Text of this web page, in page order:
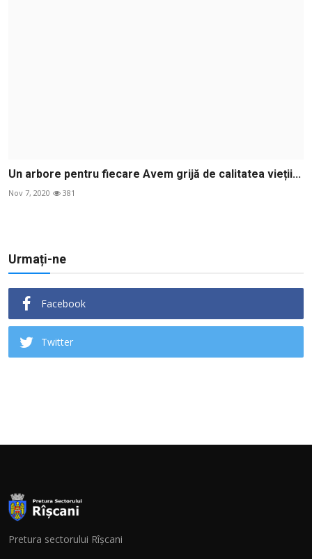
Un arbore pentru fiecare Avem grijă de calitatea vieții...
Nov 7, 2020 381
Urmați-ne
Facebook
Twitter
Pretura sectorului Rîșcani